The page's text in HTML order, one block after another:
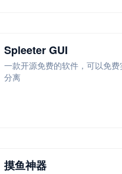
Spleeter GUI
一款开源免费的软件，可以免
分离
摸鱼神器